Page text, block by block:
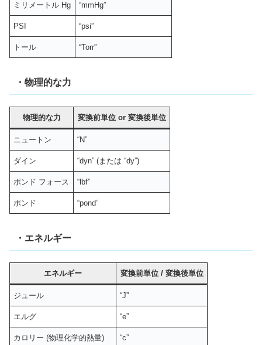
ミリメートル Hg “mmHg”
PSI “psi”
トール “Torr”
・物理的な力
物理的な力 変換前単位 or 変換後単位
ニュートン “N”
ダイン “dyn” (または “dy”)
ポンド フォース “lbf”
ポンド “pond”
・エネルギー
エネルギー 変換前単位 / 変換後単位
ジュール “J”
エルグ “e”
カロリー (物理化学的熱量) “c”